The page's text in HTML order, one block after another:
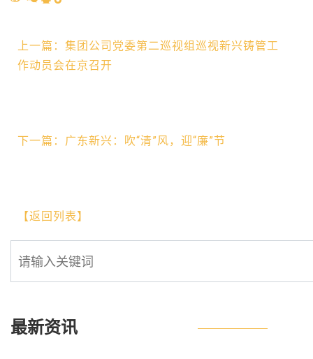
上一篇：集团公司党委第二巡视组巡视新兴铸管工
作动员会在京召开
下一篇：广东新兴：吹“清”风，迎“廉”节
【返回列表】
最新资讯